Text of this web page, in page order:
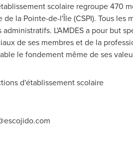
scolaire regroupe 470
de la Pointe-de-l'Île (CSPI). Tous
L'AMDES a pour but
de ses membres et de la
le fondement même de ses
d'établissement scolaire